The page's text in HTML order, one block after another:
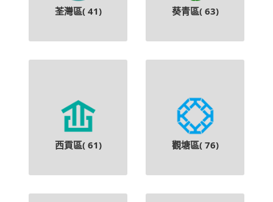
荃灣區( 41) 葵青區( 63)
西貢區( 61) 觀塘區( 76)